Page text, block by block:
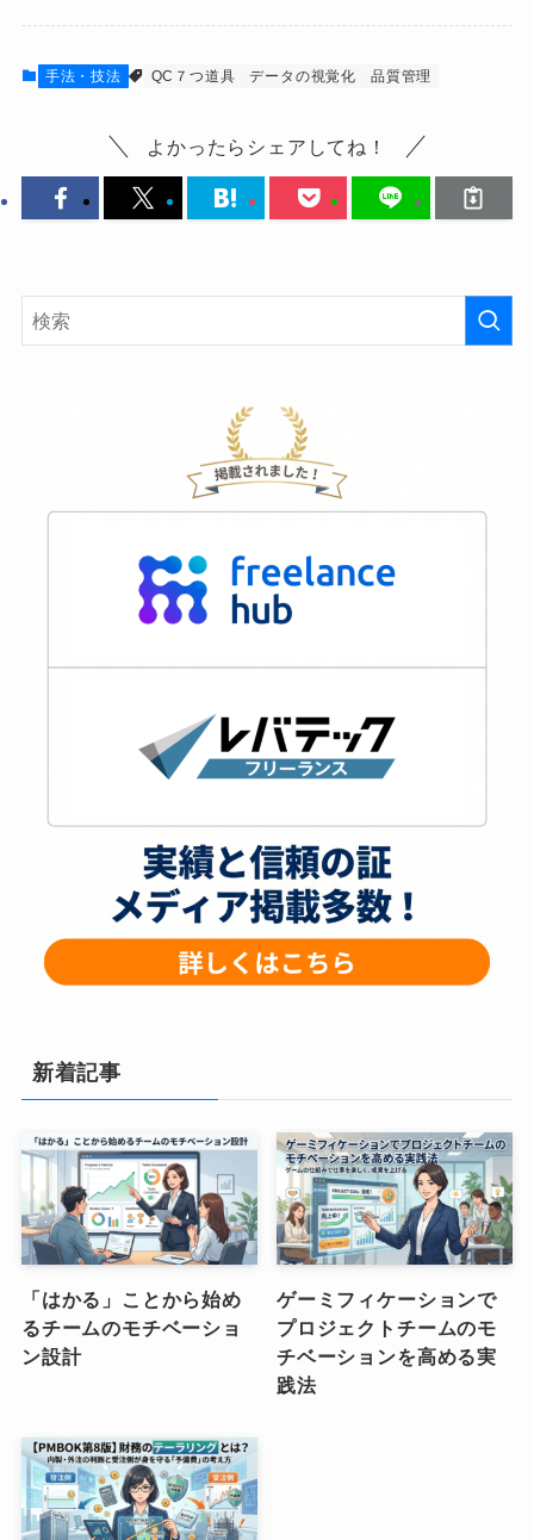
手法・技法 QC７つ道具 データの視覚化 品質管理
よかったらシェアしてね！
新着記事
「はかる」ことから始め
るチームのモチベーショ
ン設計
ゲーミフィケーションで
プロジェクトチームのモ
チベーションを高める実
践法